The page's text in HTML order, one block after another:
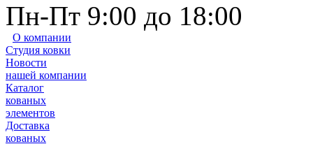
Пн-Пт 9:00 до 18:00
О компании
Студия ковки
Новости
нашей компании
Каталог
кованых
элементов
Доставка
кованых